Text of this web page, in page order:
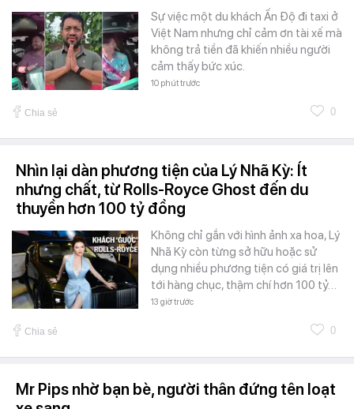
Sự việc một du khách Ấn Độ đi taxi ở
Việt Nam nhưng chỉ cảm ơn tài xế mà
không trả tiền đã khiến nhiều người
cảm thấy bức xúc.
10 phút trước
Chia sẻ 0
Nhìn lại dàn phương tiện của Lý Nhã Kỳ: Ít
nhưng chất, từ Rolls-Royce Ghost đến du
thuyền hơn 100 tỷ đồng
Không chỉ gắn với hình ảnh xa hoa, Lý
Nhã Kỳ còn từng sở hữu hoặc sử
dụng nhiều phương tiện có giá trị lên
tới hàng chục, thậm chí hơn 100 tỷ…
13 giờ trước
Chia sẻ 0
Mr Pips nhờ bạn bè, người thân đứng tên loạt